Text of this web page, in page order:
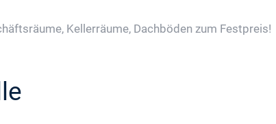
Kellerräume, Dachböden zum Festpreis!